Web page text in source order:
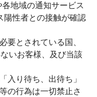
地域の通知サービス
陽性者との接触が確認
要とされている国、
いお客様、及び当該
入り待ち、出待ち」
の行為は一切禁止さ